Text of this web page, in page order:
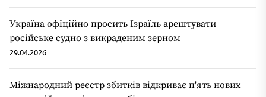
Україна офіційно просить Ізраїль арештувати
російське судно з викраденим зерном
29.04.2026
Міжнародний реєстр збитків відкриває п'ять нових